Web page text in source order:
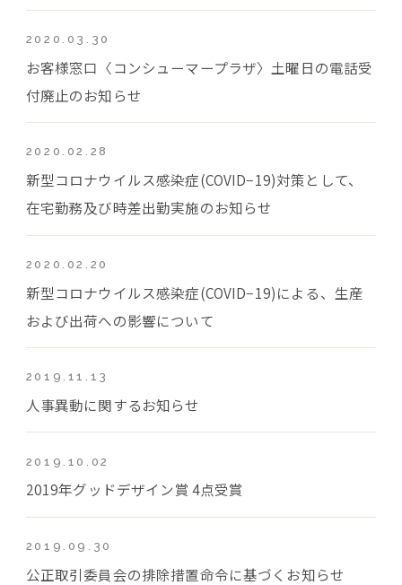
2020.03.30
お客様窓口〈コンシューマープラザ〉土曜日の電話受
付廃止のお知らせ
2020.02.28
新型コロナウイルス感染症(COVID−19)対策として、
在宅勤務及び時差出勤実施のお知らせ
2020.02.20
新型コロナウイルス感染症(COVID−19)による、生産
および出荷への影響について
2019.11.13
人事異動に関するお知らせ
2019.10.02
2019年グッドデザイン賞 4点受賞
2019.09.30
公正取引委員会の排除措置命令に基づくお知らせ